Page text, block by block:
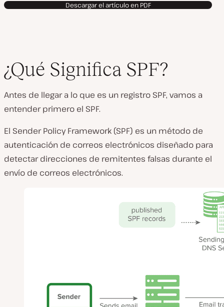
Descargar el artículo en PDF
¿Qué Significa SPF?
Antes de llegar a lo que es un registro SPF, vamos a
entender primero el SPF.
El Sender Policy Framework (SPF) es un método de
autenticación de correos electrónicos diseñado para
detectar direcciones de remitentes falsas durante el
envío de correos electrónicos.